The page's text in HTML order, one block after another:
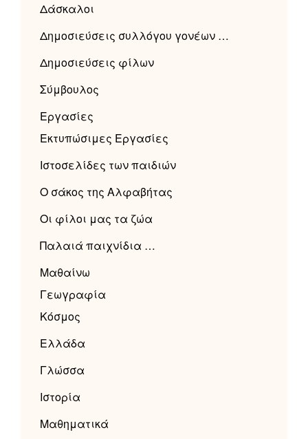
Δάσκαλοι
Δημοσιεύσεις συλλόγου γονέων …
Δημοσιεύσεις φίλων
Σύμβουλος
Εργασίες
Εκτυπώσιμες Εργασίες
Ιστοσελίδες των παιδιών
Ο σάκος της Αλφαβήτας
Οι φίλοι μας τα ζώα
Παλαιά παιχνίδια …
Μαθαίνω
Γεωγραφία
Κόσμος
Ελλάδα
Γλώσσα
Ιστορία
Μαθηματικά